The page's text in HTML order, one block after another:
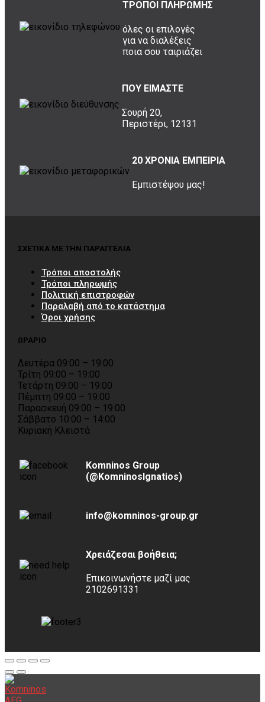
ΤΡΟΠΟΙ ΠΛΗΡΩΜΗΣ
όλες οι επιλογές
για να διαλέξεις
ποια σου ταιριάζει
ΠΟΥ ΕΙΜΑΣΤΕ
Σουρή 20,
Περιστέρι, 12131
20 ΧΡΟΝΙΑ ΕΜΠΕΙΡΙΑ
Εμπιστέψου μας!
ΣΧΕΤΙΚΑ ΜΕ ΤΗΝ ΠΑΡΑΓΓΕΛΙΑ
Τρόποι αποστολής
Τρόποι πληρωμής
Πολιτική επιστροφών
Παραλαβή από το κατάστημα
Όροι χρήσης
ΩΡΑΡΙΟ
Δευτέρα 09:00 – 19:00
Τρίτη 09:00 – 19:00
Τετάρτη 09:00 – 19:00
Πέμπτη 09:00 – 19:00
Παρασκευή 09:00 – 19:00
Σάββατο 10:00 – 14:00
Κυριακή Κλειστά
Komninos Group
(@KomninosIgnatios)
info@komninos-group.gr
Χρειάζεσαι βοήθεια;
Επικοινωνήστε μαζί μας
2102691331